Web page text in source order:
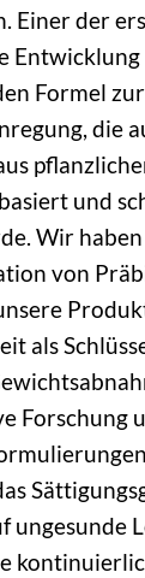
Einer der
Formel zur
die
und
Wir
von
als
Forschung
ungesunde